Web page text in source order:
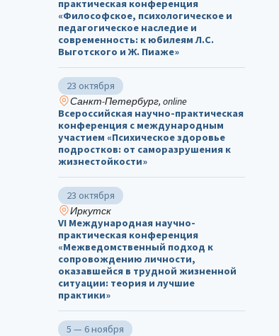
практическая конференция
«Философское, психологическое и
педагогическое наследие и
современность: к юбилеям Л.С.
Выготского и Ж. Пиаже»
23 октября
Санкт-Петербург, online
Всероссийская научно-практическая
конференция с международным
участием «Психическое здоровье
подростков: от саморазрушения к
жизнестойкости»
23 октября
Иркутск
VI Международная научно-
практическая конференция
«Межведомственный подход к
сопровождению личности,
оказавшейся в трудной жизненной
ситуации: теория и лучшие
практики»
5 — 6 ноября